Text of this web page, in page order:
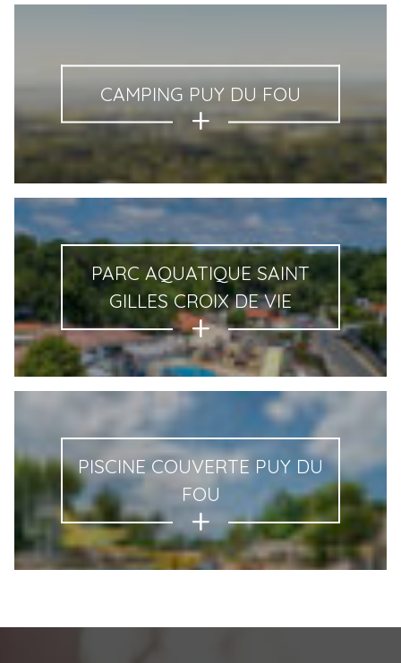
CAMPING PUY DU FOU
PARC AQUATIQUE SAINT
GILLES CROIX DE VIE
PISCINE COUVERTE PUY DU
FOU